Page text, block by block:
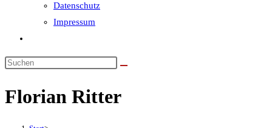
Datenschutz
Impressum
umschalten
Florian Ritter